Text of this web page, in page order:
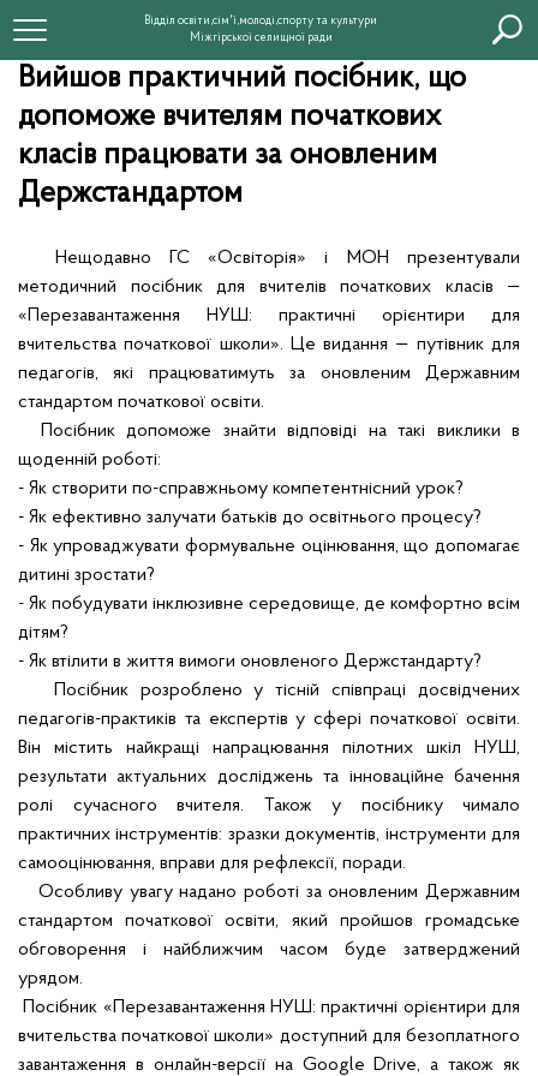
Відділ освіти,сім'ї,молоді,спорту та культури
Міжгірської селищної ради
Вийшов практичний посібник, що
допоможе вчителям початкових
класів працювати за оновленим
Держстандартом
Нещодавно ГС «Освіторія» і МОН презентували
методичний посібник для вчителів початкових класів —
«Перезавантаження НУШ: практичні орієнтири для
вчительства початкової школи». Це видання — путівник для
педагогів, які працюватимуть за оновленим Державним
стандартом початкової освіти.
Посібник допоможе знайти відповіді на такі виклики в
щоденній роботі:
- Як створити по-справжньому компетентнісний урок?
- Як ефективно залучати батьків до освітнього процесу?
- Як упроваджувати формувальне оцінювання, що допомагає
дитині зростати?
- Як побудувати інклюзивне середовище, де комфортно всім
дітям?
- Як втілити в життя вимоги оновленого Держстандарту?
Посібник розроблено у тісній співпраці досвідчених
педагогів-практиків та експертів у сфері початкової освіти.
Він містить найкращі напрацювання пілотних шкіл НУШ,
результати актуальних досліджень та інноваційне бачення
ролі сучасного вчителя. Також у посібнику чимало
практичних інструментів: зразки документів, інструменти для
самооцінювання, вправи для рефлексії, поради.
Особливу увагу надано роботі заоновленим Державним
стандартом початкової освіти, який пройшов громадське
обговорення і найближчим часом буде затверджений
урядом.
Посібник «Перезавантаження НУШ: практичні орієнтири для
вчительства початкової школи» доступний для безоплатного
завантаження в онлайн-версії на Google Drive, а також як